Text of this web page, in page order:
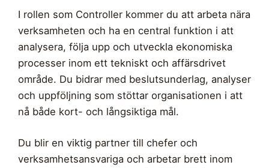
I rollen som Controller kommer du att arbeta nära
verksamheten och ha en central funktion i att
analysera, följa upp och utveckla ekonomiska
processer inom ett tekniskt och affärsdrivet
område. Du bidrar med beslutsunderlag, analyser
och uppföljning som stöttar organisationen i att
nå både kort- och långsiktiga mål.
Du blir en viktig partner till chefer och
verksamhetsansvariga och arbetar brett inom